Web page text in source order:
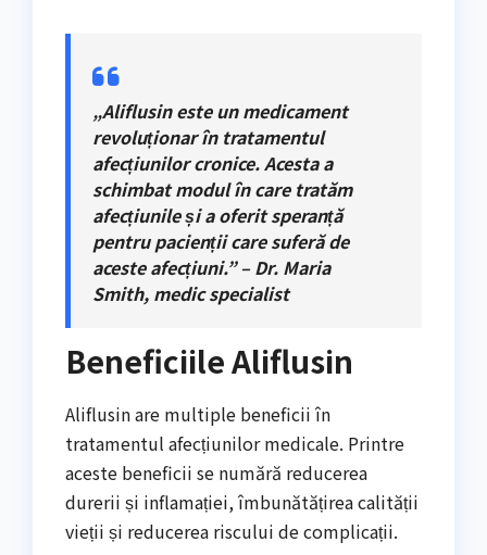
„Aliflusin este un medicament
revoluționar în tratamentul
afecțiunilor cronice. Acesta a
schimbat modul în care tratăm
afecțiunile și a oferit speranță
pentru pacienții care suferă de
aceste afecțiuni.” – Dr. Maria
Smith, medic specialist
Beneficiile Aliflusin
Aliflusin are multiple beneficii în
tratamentul afecțiunilor medicale. Printre
aceste beneficii se numără reducerea
durerii și inflamației, îmbunătățirea calității
vieții și reducerea riscului de complicații.